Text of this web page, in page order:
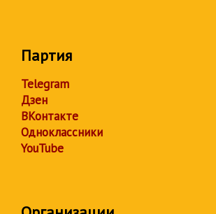
Партия
Telegram
Дзен
ВКонтакте
Одноклассники
YouTube